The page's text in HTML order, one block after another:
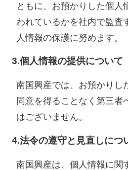
ともに、お預かりした個人
われているかを社内で監査
人情報の保護に努めます。
3.個人情報の提供について
南国興産では、お預かりし
同意を得ることなく第三者
はございません。
4.法令の遵守と見直しにつ
南国興産は、個人情報に関